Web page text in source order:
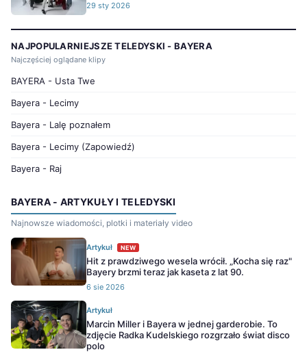
29 sty 2026
NAJPOPULARNIEJSZE TELEDYSKI - BAYERA
Najczęściej oglądane klipy
BAYERA - Usta Twe
Bayera - Lecimy
Bayera - Lalę poznałem
Bayera - Lecimy (Zapowiedź)
Bayera - Raj
BAYERA - ARTYKUŁY I TELEDYSKI
Najnowsze wiadomości, plotki i materiały video
Artykuł NEW
Hit z prawdziwego wesela wrócił. „Kocha się raz"
Bayery brzmi teraz jak kaseta z lat 90.
6 sie 2026
Artykuł
Marcin Miller i Bayera w jednej garderobie. To
zdjęcie Radka Kudelskiego rozgrzało świat disco
polo